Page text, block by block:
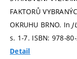
FAKTORŮ
OKRUHU BRNO. In
s. 1-7. ISBN: 978-
Detail